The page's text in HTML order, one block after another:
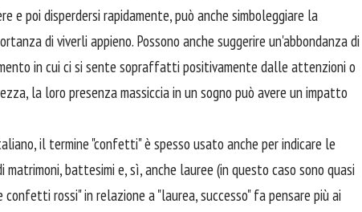
e poi disperdersi rapidamente, può anche simboleggiare la
di viverli appieno. Possono anche suggerire un'abbondanza di
in cui ci si sente sopraffatti positivamente dalle attenzioni o
la loro presenza massiccia in un sogno può avere un impatto
il termine "confetti" è spesso usato anche per indicare le
battesimi e, sì, anche lauree (in questo caso sono quasi
rossi" in relazione a "laurea, successo" fa pensare più ai